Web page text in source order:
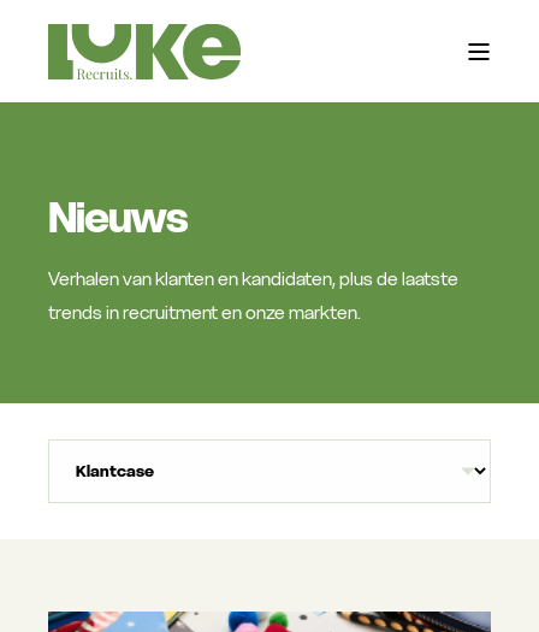
Nieuws
Verhalen van klanten en kandidaten, plus de laatste
trends in recruitment en onze markten.